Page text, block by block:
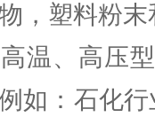
，塑料粉
温、高压
如：石化